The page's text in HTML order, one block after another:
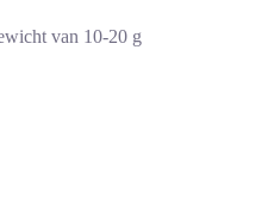
van 10-20 g